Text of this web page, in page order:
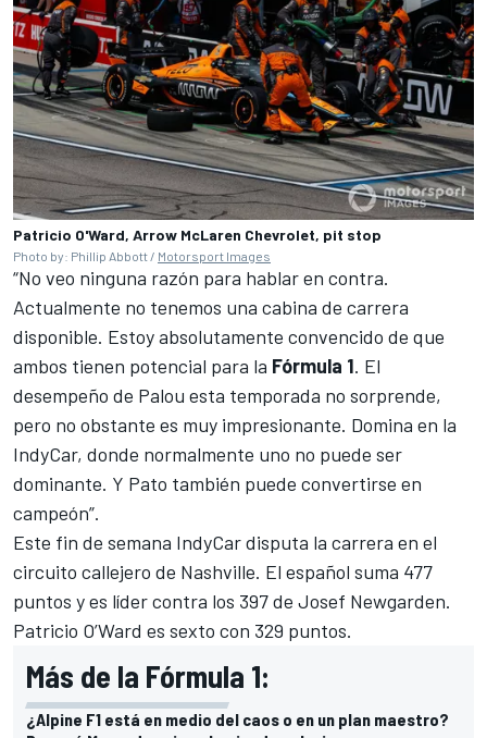
Patricio O'Ward, Arrow McLaren Chevrolet, pit stop
Photo by: Phillip Abbott / Motorsport Images
“No veo ninguna razón para hablar en contra.
Actualmente no tenemos una cabina de carrera
disponible. Estoy absolutamente convencido de que
ambos tienen potencial para la Fórmula 1. El
desempeño de Palou esta temporada no sorprende,
pero no obstante es muy impresionante. Domina en la
IndyCar, donde normalmente uno no puede ser
dominante. Y Pato también puede convertirse en
campeón”.
Este fin de semana IndyCar disputa la carrera en el
circuito callejero de Nashville. El español suma 477
puntos y es líder contra los 397 de Josef Newgarden.
Patricio O’Ward es sexto con 329 puntos.
Más de la Fórmula 1:
¿Alpine F1 está en medio del caos o en un plan maestro?